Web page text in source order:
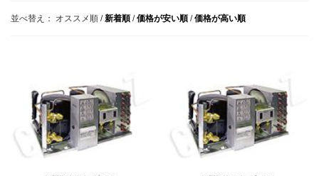
並べ替え： オススメ順 /新着順 /価格が安い順 /価格が高い順